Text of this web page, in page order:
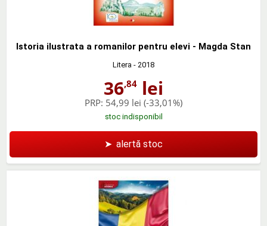
Istoria ilustrata a romanilor pentru elevi - Magda Stan
Litera - 2018
36,84 lei
PRP: 54,99 lei (-33,01%)
stoc indisponibil
➤ alertă stoc